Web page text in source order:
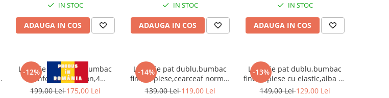
50x70, 2 fete de perna 70x70-
M357
IN STOC
ADAUGA IN COS
IN STOC
ADAUGA IN COS
IN STOC
ADAUGA IN COS
-12%
Lenjerie pat dublu,bumbac
ranforce-policoton,4
piese,alba - 65710
199,00 Lei175,00 Lei
-14%
Lenjerie pat dublu,bumbac
finet,4 piese,cearceaf normal
230x260cm, cearceaf pilota
139,00 Lei119,00 Lei
-13%
Lenjerie pat dublu,bumbac
finet,6 piese cu elastic,alba cu
verde,motiv floral-A754
149,00 Lei129,00 Lei